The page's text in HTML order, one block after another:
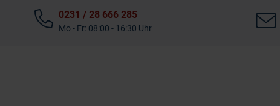
0231 / 28 666 285
Mo - Fr: 08:00 - 16:30 Uhr